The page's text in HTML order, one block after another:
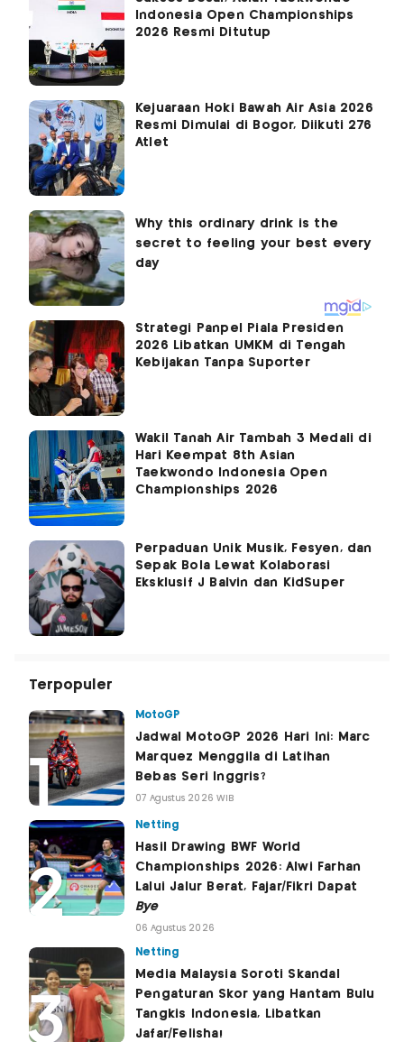
Indonesia Open Championships
2026 Resmi Ditutup
Kejuaraan Hoki Bawah Air Asia 2026
Resmi Dimulai di Bogor, Diikuti 276
Atlet
Strategi Panpel Piala Presiden
2026 Libatkan UMKM di Tengah
Kebijakan Tanpa Suporter
Wakil Tanah Air Tambah 3 Medali di
Hari Keempat 8th Asian
Taekwondo Indonesia Open
Championships 2026
Perpaduan Unik Musik, Fesyen, dan
Sepak Bola Lewat Kolaborasi
Eksklusif J Balvin dan KidSuper
Terpopuler
MotoGP
Jadwal MotoGP 2026 Hari Ini: Marc
Marquez Menggila di Latihan
Bebas Seri Inggris?
07 Agustus 2026 WIB
Netting
Hasil Drawing BWF World
Championships 2026: Alwi Farhan
Lalui Jalur Berat, Fajar/Fikri Dapat
Bye
06 Agustus 2026
Netting
Media Malaysia Soroti Skandal
Pengaturan Skor yang Hantam Bulu
Tangkis Indonesia, Libatkan
Jafar/Felisha!